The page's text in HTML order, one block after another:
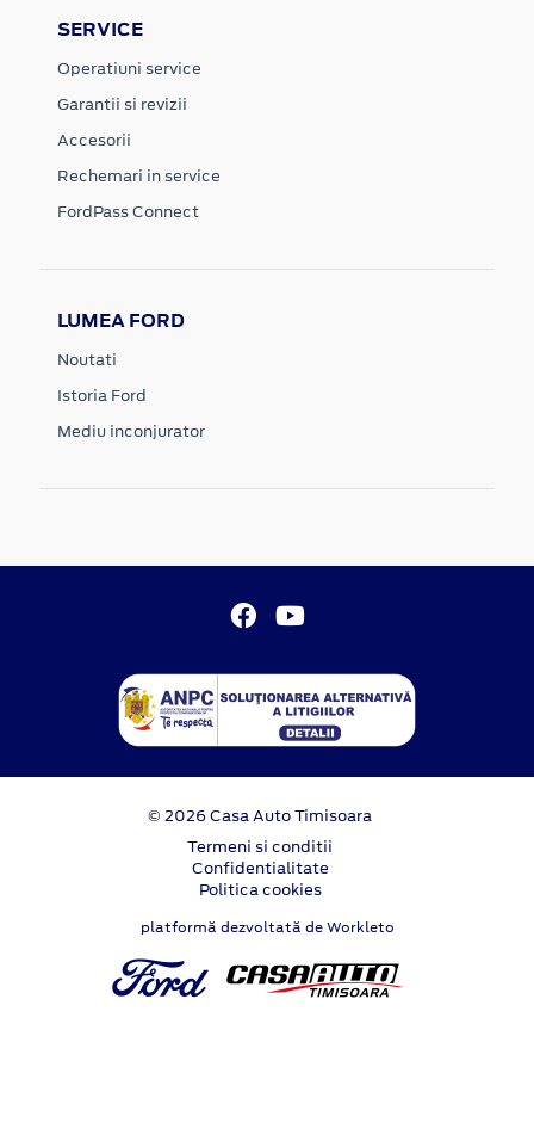
SERVICE
Operatiuni service
Garantii si revizii
Accesorii
Rechemari in service
FordPass Connect
LUMEA FORD
Noutati
Istoria Ford
Mediu inconjurator
© 2026 Casa Auto Timisoara
Termeni si conditii
Confidentialitate
Politica cookies
platformă dezvoltată de Workleto